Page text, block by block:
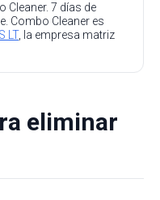
Cleaner. 7 días de
Combo Cleaner es
LT, la empresa matriz
eliminar